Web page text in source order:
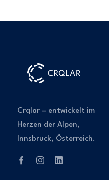
Crqlar – entwickelt im
Herzen der Alpen,
Innsbruck, Österreich.